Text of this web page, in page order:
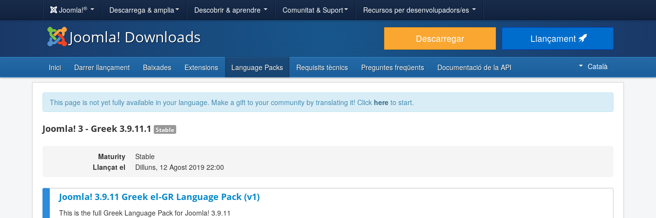
Joomla!® Descarrega & amplia Descobrir & aprendre Comunitat & Suport Recursos per desenvolupadors/es
Joomla! Downloads Descarregar Llançament
Inici Darrer llançament Baixades Extensions Language Packs Requisits tècnics Preguntes freqüents Documentació de la API Català
This page is not yet fully available in your language. Make a gift to your community by translating it! Click here to start.
Joomla! 3 - Greek 3.9.11.1 Stable
Maturity
Stable
Llançat el
Dilluns, 12 Agost 2019 22:00
Joomla! 3.9.11 Greek el-GR Language Pack (v1)
This is the full Greek Language Pack for Joomla! 3.9.11